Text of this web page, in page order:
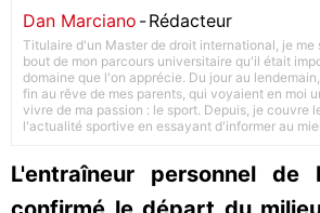
Dan Marciano -Rédacteur
Titulaire d'un Master de droit international, je me
bout de mon parcours universitaire qu'il était
domaine que l'on apprécie. Du jour au
fin au rêve de mes parents, qui voyaient en moi
vivre de ma passion : le sport. Depuis, je couvre
l'actualité sportive en essayant d'informer au
L'entraîneur personnel de